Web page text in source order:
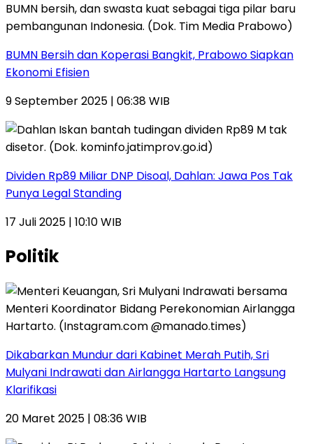
BUMN Bersih dan Koperasi Bangkit, Prabowo Siapkan
Ekonomi Efisien
9 September 2025 | 06:38 WIB
Dividen Rp89 Miliar DNP Disoal, Dahlan: Jawa Pos Tak
Punya Legal Standing
17 Juli 2025 | 10:10 WIB
Politik
Dikabarkan Mundur dari Kabinet Merah Putih, Sri
Mulyani Indrawati dan Airlangga Hartarto Langsung
Klarifikasi
20 Maret 2025 | 08:36 WIB